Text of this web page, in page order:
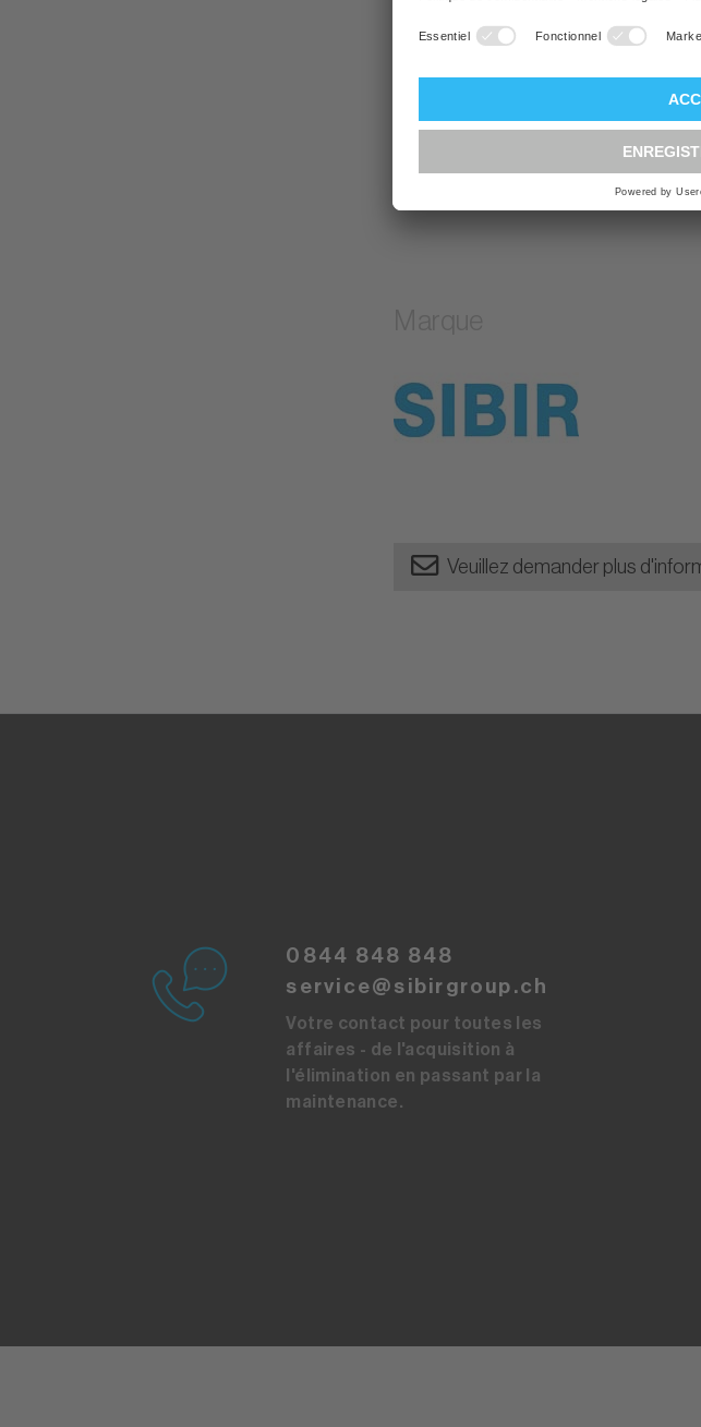
Design:
Efficacité de séchage:
Swiss Made: Oui
Veuillez demander plus
0844 848 848
service@sibirgroup.ch
Votre contact pour toutes les
affaires - de l'acquisition à
l'élimination en passant par la
maintenance.